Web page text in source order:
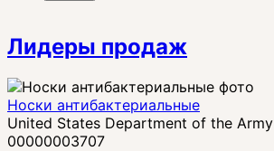
Лидеры продаж
Носки антибактериальные
United States Department of the Army
00000003707